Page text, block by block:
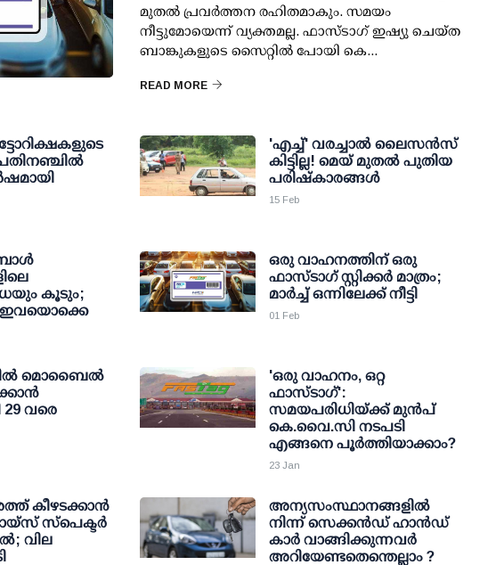
മുതല്‍ പ്രവര്‍ത്തന രഹിതമാകും. സമയം
നീട്ടുമോയെന്ന് വ്യക്തമല്ല. ഫാസ്ടാഗ് ഇഷ്യു ചെയ്ത
ബാങ്കുകളുടെ സൈറ്റില്‍ പോയി കെ...
READ MORE
'എച്ച്' വരച്ചാല്‍ ലൈസന്‍സ്
കിട്ടില്ല! മെയ് മുതല്‍ പുതിയ
പരിഷ്‌കാരങ്ങള്‍
15 Feb
കൂടും;
ഇവയൊക്കെ
ഒരു വാഹനത്തിന് ഒരു
ഫാസ്ടാഗ് സ്റ്റിക്കര്‍ മാത്രം;
മാര്‍ച്ച് ഒന്നിലേക്ക് നീട്ടി
01 Feb
മൊബൈല്‍
വരെ
'ഒരു വാഹനം, ഒറ്റ
ഫാസ്ടാഗ്':
സമയപരിധിയ്ക്ക് മുന്‍പ്
കെ.വൈ.സി നടപടി
എങ്ങനെ പൂര്‍ത്തിയാക്കാം?
23 Jan
കീഴടക്കാന്‍
സ്‌പെക്ടര്‍
വില
അന്യസംസ്ഥാനങ്ങളില്‍
നിന്ന് സെക്കന്‍ഡ് ഹാന്‍ഡ്
കാര്‍ വാങ്ങിക്കുന്നവര്‍
അറിയേണ്ടതെന്തെല്ലാം ?